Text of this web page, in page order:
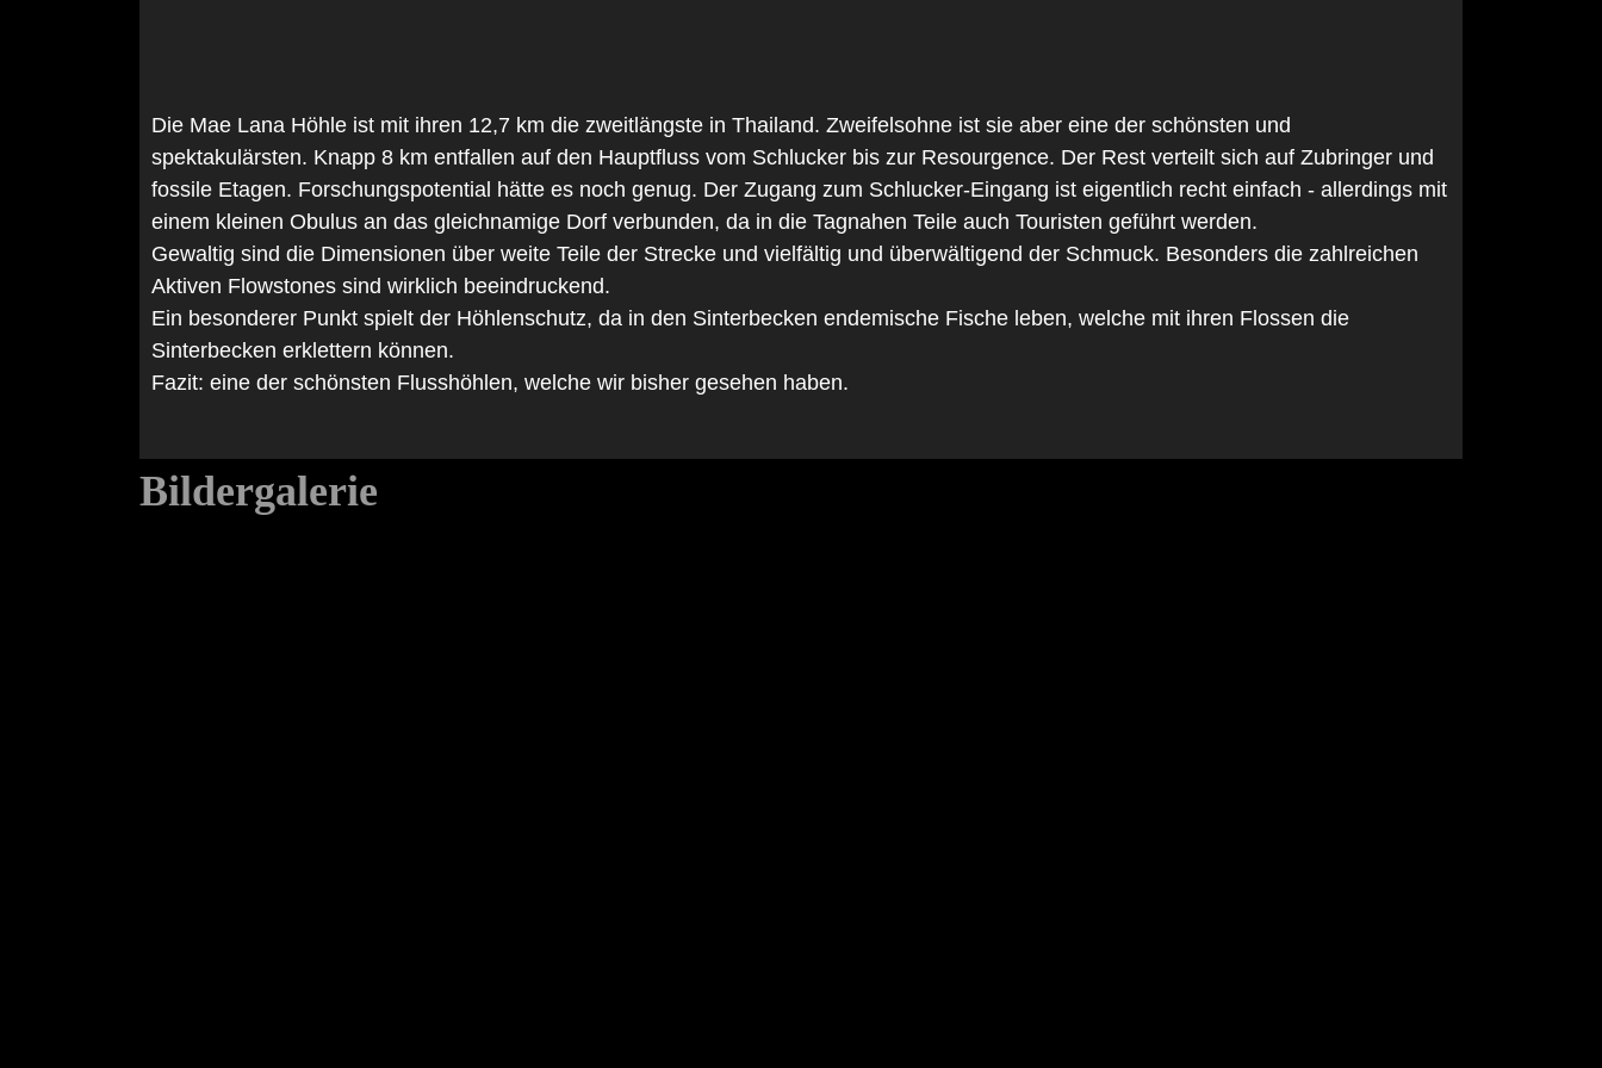
Die Mae Lana Höhle ist mit ihren 12,7 km die zweitlängste in Thailand. Zweifelsohne ist sie aber eine der schönsten und
spektakulärsten. Knapp 8 km entfallen auf den Hauptfluss vom Schlucker bis zur Resourgence. Der Rest verteilt sich auf Zubringer und
fossile Etagen. Forschungspotential hätte es noch genug. Der Zugang zum Schlucker-Eingang ist eigentlich recht einfach - allerdings mit
einem kleinen Obulus an das gleichnamige Dorf verbunden, da in die Tagnahen Teile auch Touristen geführt werden.
Gewaltig sind die Dimensionen über weite Teile der Strecke und vielfältig und überwältigend der Schmuck. Besonders die zahlreichen
Aktiven Flowstones sind wirklich beeindruckend.
Ein besonderer Punkt spielt der Höhlenschutz, da in den Sinterbecken endemische Fische leben, welche mit ihren Flossen die
Sinterbecken erklettern können.
Fazit: eine der schönsten Flusshöhlen, welche wir bisher gesehen haben.
Bildergalerie